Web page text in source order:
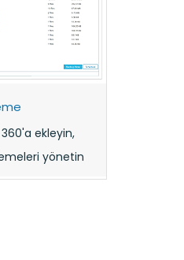
360'a ekleyin,
yönetin